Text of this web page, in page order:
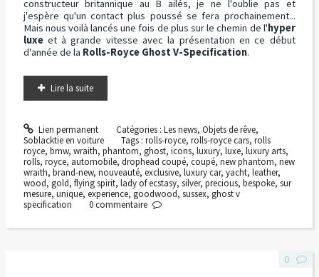
constructeur britannique au B ailés, je ne l'oublie pas et
j'espère qu'un contact plus poussé se fera prochainement...
Mais nous voilà lancés une fois de plus sur le chemin de l'hyper
luxeet à grande vitesse avec la présentation en ce début
d'année de la Rolls-Royce Ghost V-Specification.
Lire la suite
Lien permanent Catégories : Les news, Objets de rêve,
Soblacktie en voiture
Tags :rolls-royce,rolls-royce cars,rolls
royce, bmw, wraith, phantom, ghost, icons, luxury, luxe, luxury arts,
rolls, royce, automobile, drophead coupé, coupé, new phantom, new
wraith, brand-new, nouveauté, exclusive, luxury car, yacht, leather,
wood, gold, flying spirit, lady of ecstasy, silver, precious, bespoke, sur
mesure, unique, experience, goodwood, sussex, ghost v
specification
0commentaire
0